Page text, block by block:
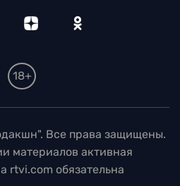
18+
Все права защищены.
материалов активная
rtvi.com обязательна